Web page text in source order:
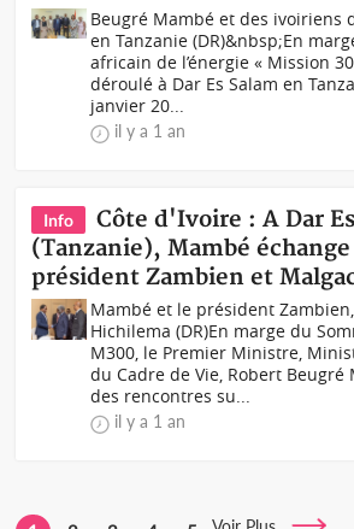
Beugré Mambé et des ivoiriens
en Tanzanie (DR)&nbsp;En
africain de l’énergie « Mission
déroulé à Dar Es Salam en
janvier 20...
il y a 1 an
Info
Côte d'Ivoire : A Dar
(Tanzanie), Mambé échange
président Zambien et
Mambé et le président
Hichilema (DR)En marge du
M300, le Premier Ministre,
du Cadre de Vie, Robert Beugré
des rencontres su...
il y a 1 an